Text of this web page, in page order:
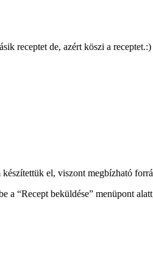
receptet de, azért köszi a receptet.:)
el, viszont megbízható
“Recept beküldése” menüpont